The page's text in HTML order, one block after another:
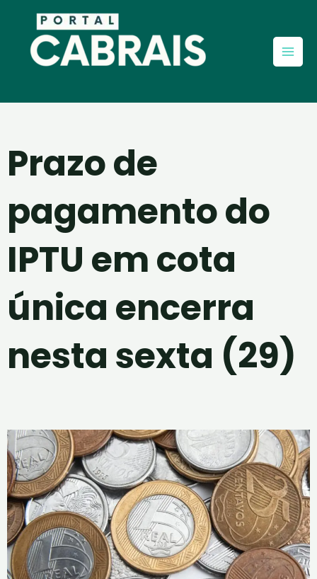
conteúdo
Prazo de
pagamento do
IPTU em cota
única encerra
nesta sexta (29)